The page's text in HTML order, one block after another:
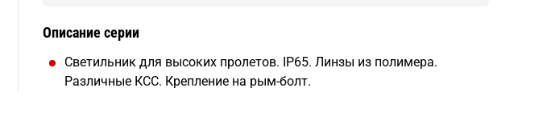
Описание серии
Светильник для высоких пролетов. IP65. Линзы из полимера.
Различные КСС. Крепление на рым-болт.